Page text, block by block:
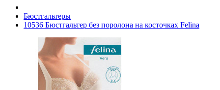
Бюстгальтеры
10536 Бюстгальтер без поролона на косточках Felina